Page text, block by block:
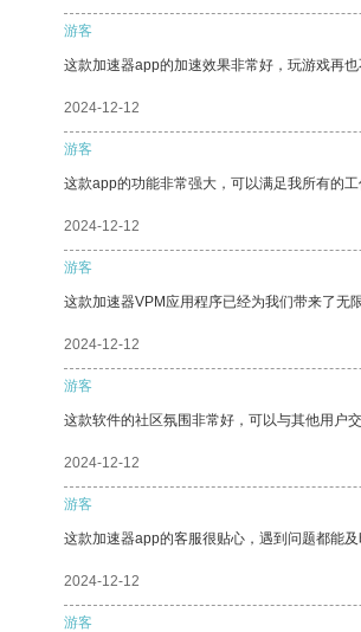
游客
这款加速器app的加速效果非常好，玩游戏再
2024-12-12
游客
这款app的功能非常强大，可以满足我所有的
2024-12-12
游客
这款加速器VPM应用程序已经为我们带来了无
2024-12-12
游客
这款软件的社区氛围非常好，可以与其他用户交
2024-12-12
游客
这款加速器app的客服很贴心，遇到问题都能及
2024-12-12
游客